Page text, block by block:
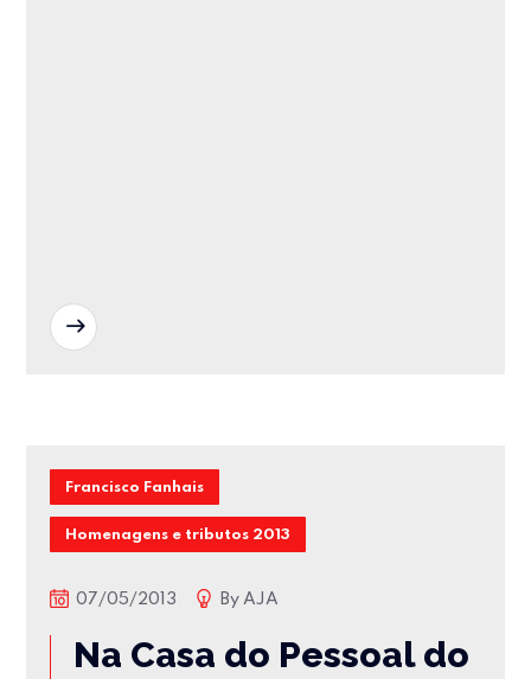
Francisco Fanhais
Homenagens e tributos 2013
07/05/2013 By AJA
Na Casa do Pessoal do